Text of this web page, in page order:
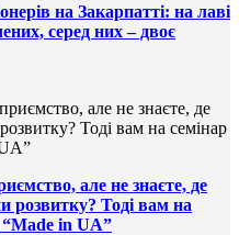
на Закарпатті: на лаві
серед них – двоє
але не знаєте, де
розвитку? Тоді вам на
“Made in UA”